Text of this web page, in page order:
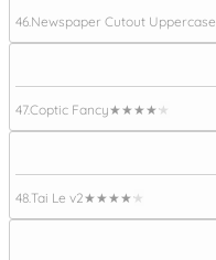
46. Newspaper Cutout Uppercase
47.Coptic Fancy★★★★★
48. Tai Le v2★★★★★